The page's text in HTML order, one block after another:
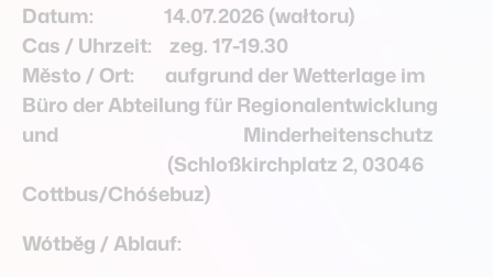
Start Kontakt
Downloads
downloady
English
Datum: 14.07.2026 (wałtoru)
Cas / Uhrzeit: zeg. 17-19.30
Město / Ort: aufgrund der Wetterlage im
Büro der Abteilung für Regionalentwicklung
und Minderheitenschutz
(Schloßkirchplatz 2, 03046
Cottbus/Chóśebuz)
Wótběg / Ablauf: